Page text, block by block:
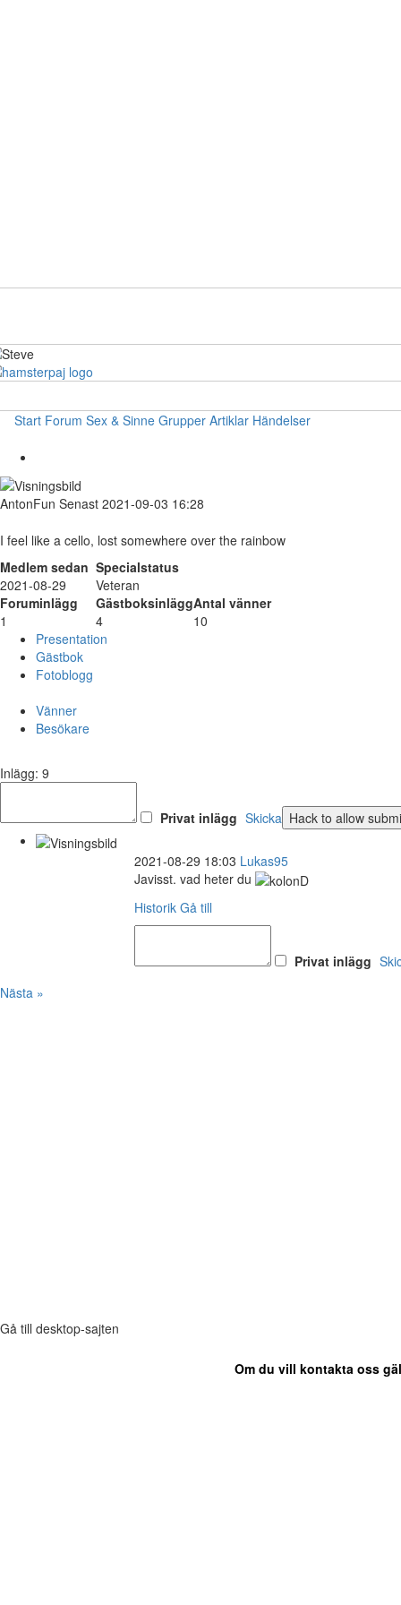
Start Forum Sex & Sinne Grupper Artiklar Händelser
AntonFun Senast 2021-09-03 16:28
I feel like a cello, lost somewhere over the rainbow
Medlem sedan Specialstatus
2021-08-29
Veteran
Foruminlägg
GästboksinläggAntal vänner
1
4
10
Presentation
Gästbok
Fotoblogg
Vänner
Besökare
Inlägg: 9
Privat inlägg Skicka
2021-08-29 18:03 Lukas95
Javisst. vad heter du
Historik Gå till
Privat inlägg
Nästa »
Gå till desktop-sajten
Om du vill kontakta oss